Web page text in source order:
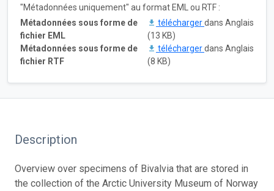
"Métadonnées uniquement" au format EML ou RTF :
Métadonnées sous forme de
fichier EML
téléchargerdans Anglais
(13 KB)
Métadonnées sous forme de
fichier RTF
téléchargerdans Anglais
(8 KB)
Description
Overview over specimens of Bivalvia that are stored in
the collection of the Arctic University Museum of Norway